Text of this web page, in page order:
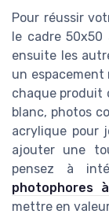
Pour réussir
le cadre 50x50
ensuite les
un espacement
chaque produit
blanc, photos
acrylique pour
ajouter une
pensez à
photophores
mettre en